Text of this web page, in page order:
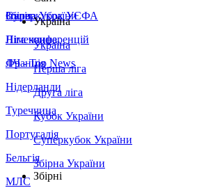
Збірна України
Італія
Німеччина
Франція
Нідерланди
Туреччина
Португалія
Бельгія
МЛС
Суперкубок УЄФА
Ліга конференцій
ЛЧ - Top News
Україна
Україна
Перша ліга
Друга ліга
Кубок України
Суперкубок України
Збірна України
Збірні